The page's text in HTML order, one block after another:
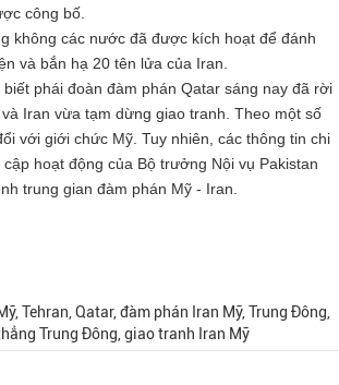
công bố.
không các nước đã được kích hoạt để đánh
và bắn hạ 20 tên lửa của Iran.
phái đoàn đàm phán Qatar sáng nay đã rời
Iran vừa tạm dừng giao tranh. Theo một số
với giới chức Mỹ. Tuy nhiên, các thông tin chi
hoạt động của Bộ trưởng Nội vụ Pakistan
trung gian đàm phán Mỹ - Iran.
Tehran, Qatar, đàm phán Iran Mỹ, Trung Đông,
Trung Đông, giao tranh Iran Mỹ